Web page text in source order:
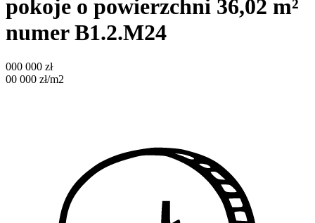
pokoje o powierzchni 36,02 m²
numer B1.2.M24
000 000 zł
00 000 zł/m2